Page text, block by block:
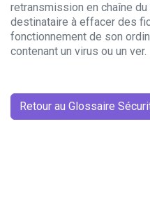
retransmission en chaîne
destinataire à effacer des
fonctionnement de son
contenant un virus ou un ver.
Retour au Glossaire